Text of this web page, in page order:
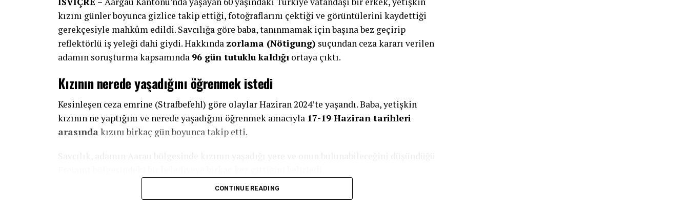
kızını günler boyunca gizlice takip ettiği, fotoğraflarını çektiği ve görüntülerini kaydettiği
gerekçesiyle mahkûm edildi. Savcılığa göre baba, tanınmamak için başına bez geçirip
reflektörlü iş yeleği dahi giydi. Hakkında zorlama (Nötigung) suçundan ceza kararı verilen
adamın soruşturma kapsamında 96 gün tutuklu kaldığı ortaya çıktı.
Kızının nerede yaşadığını öğrenmek istedi
Kesinleşen ceza emrine (Strafbefehl) göre olaylar Haziran 2024’te yaşandı. Baba, yetişkin
kızının ne yaptığını ve nerede yaşadığını öğrenmek amacıyla 17-19 Haziran tarihleri
arasında kızını birkaç gün boyunca takip etti.
Baba burada kızını gözlemledi ve çok sayıda fotoğrafını çekti. İki ayrı olayda ise kızının
CONTINUE READING